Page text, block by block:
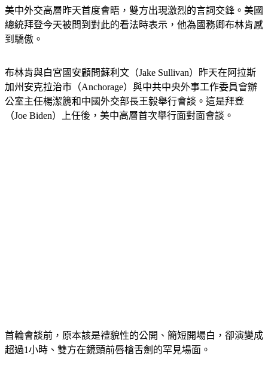
總統拜登今天被問到對此的看法時表示，他為國務卿布林肯感
到驕傲。
加州安克拉治市（Anchorage）與中共中央外事工作委員會辦
公室主任楊潔篪和中國外交部長王毅舉行會談。這是拜登
（Joe Biden）上任後，美中高層首次舉行面對面會談。
超過1小時、雙方在鏡頭前唇槍舌劍的罕見場面。